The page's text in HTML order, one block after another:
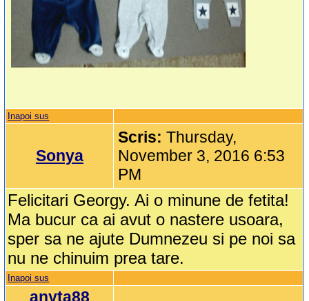
Inapoi sus
Sonya
Scris:Thursday,
November 3, 2016 6:53
PM
Felicitari Georgy. Ai o minune de fetita!
Ma bucur ca ai avut o nastere usoara,
sper sa ne ajute Dumnezeu si pe noi sa
nu ne chinuim prea tare.
Inapoi sus
anyta88